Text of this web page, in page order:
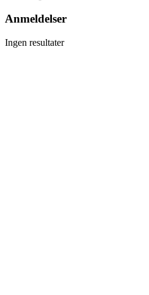
Anmeldelser
Ingen resultater